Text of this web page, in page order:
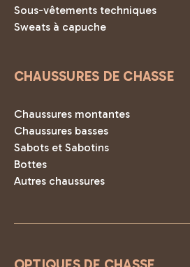
Sous-vêtements techniques
Sweats à capuche
CHAUSSURES DE CHASSE
Chaussures montantes
Chaussures basses
Sabots et Sabotins
Bottes
Autres chaussures